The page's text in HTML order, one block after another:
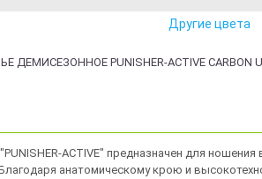
Другие цвета
ACTIVE" предназначен для
анатомическому крою и